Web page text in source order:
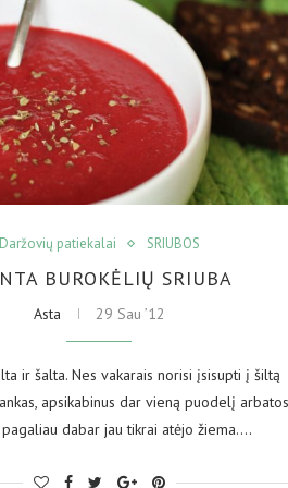
Daržovių patiekalai SRIUBOS
BUROKĖLIŲ SRIUBA
Asta 29 Sau ’12
ir šalta. Nes vakarais norisi įsisupti į šiltą
apsikabinus dar vieną puodelį arbatos
dabar jau tikrai atėjo žiema.…